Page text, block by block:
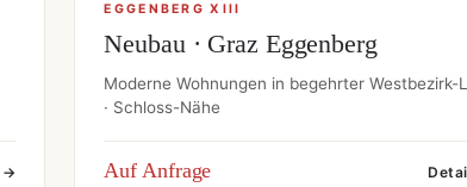
→
EGGENBERG XIII
Neubau · Graz Eggenberg
Moderne Wohnungen in begehrter Westbezirk-
· Schloss-Nähe
Auf Anfrage